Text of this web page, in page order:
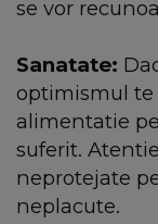
se vor
Sanatate:
optimismul te
alimentatie
suferit.
neprotejate
neplacute.